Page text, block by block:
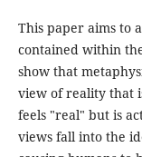
This paper aims to
contained within
show that
view of reality that
feels "real" but is
views fall into the